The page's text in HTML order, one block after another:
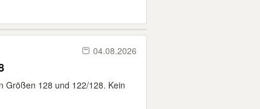
04.08.2026
Größen 128 und 122/128. Kein